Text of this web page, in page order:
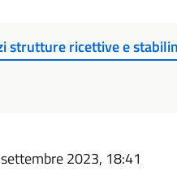
strutture ricettive e
2023, 18:41